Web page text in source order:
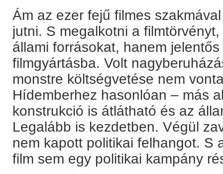
Ám az ezer fejű filmes
jutni. S megalkotni a
állami forrásokat, hanem
filmgyártásba. Volt
monstre költségvetése nem
Hídemberhez hasonlóan – más
konstrukció is átlátható és az
Legalább is kezdetben. Végül
nem kapott politikai felhangot. S
film sem egy politikai kampány